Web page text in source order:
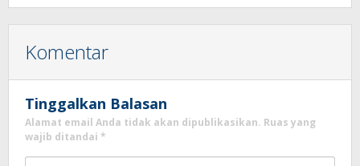
Komentar
Tinggalkan Balasan
Alamat email Anda tidak akan dipublikasikan. Ruas yang
wajib ditandai *